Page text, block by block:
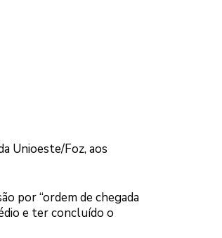
Unioeste/Foz, aos
por “ordem de chegada
e ter concluído o